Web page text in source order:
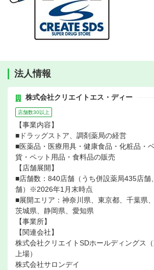
法人情報
株式会社クリエイトエス・ディー
店舗数30以上
【事業内容】
■ドラッグストア、調剤薬局の経営
■医薬品・医療用具・健康食品・化粧品・
貨・ペット用品・食料品の販売
【店舗展開】
■店舗数：840店舗（うち併設薬局435店舗
舗）※2026年1月末時点
■展開エリア：神奈川県、東京都、千葉県
茨城県、静岡県、愛知県
【事業所】
【関連会社】
株式会社クリエイトSDホールディングス
上場）
株式会社サロンデイ